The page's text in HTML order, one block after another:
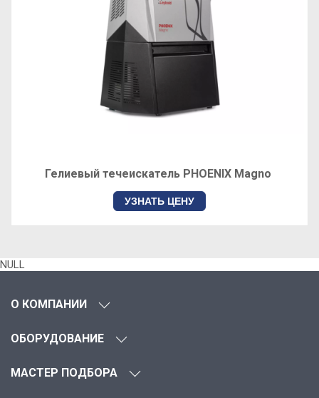
Гелиевый течеискатель PHOENIX Magno
УЗНАТЬ ЦЕНУ
NULL
О КОМПАНИИ
ОБОРУДОВАНИЕ
МАСТЕР ПОДБОРА